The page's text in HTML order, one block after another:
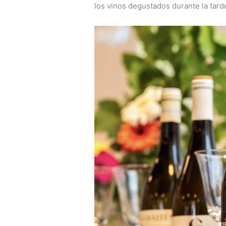
los vinos degustados durante la